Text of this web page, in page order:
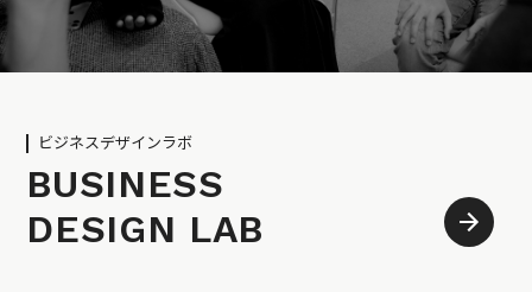
ビジネスデザインラボ
BUSINESS
DESIGN LAB